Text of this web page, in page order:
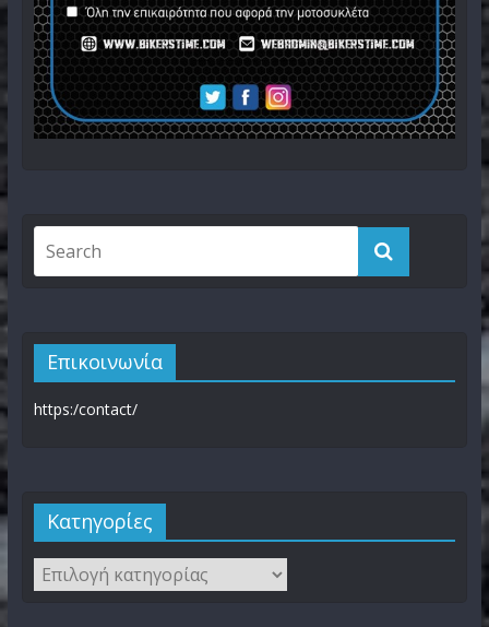
Επικοινωνία
https:/contact/
Kατηγορίες